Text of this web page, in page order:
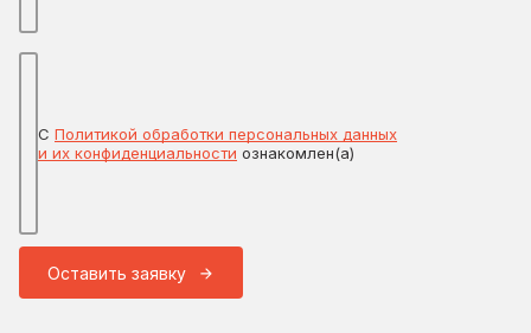
С Политикой обработки персональных данных
и их конфиденциальности ознакомлен(а)
Оставить заявку